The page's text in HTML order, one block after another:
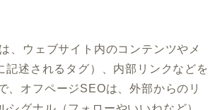
、ウェブサイト内のコンテンツやメ
記述されるタグ）、内部リンクなどを
、オフページSEOは、外部からのリ